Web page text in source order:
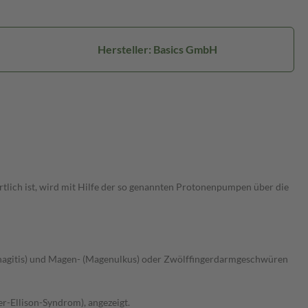
Hersteller: Basics GmbH
ist, wird mit Hilfe der so genannten Protonenpumpen über die
und Magen- (Magenulkus) oder Zwölffingerdarmgeschwüren
Ellison-Syndrom), angezeigt.